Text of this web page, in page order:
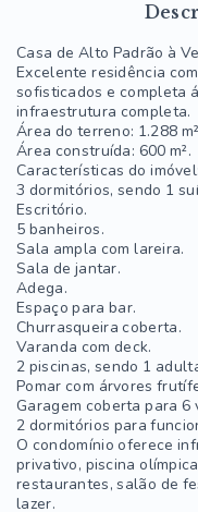
Casa de Alto Padrão à
Excelente residência
sofisticados e completa
infraestrutura completa.
Área do terreno: 1.288
Área construída: 600 m².
Características do imóvel:
3 dormitórios, sendo 1
Escritório.
5 banheiros.
Sala ampla com lareira.
Sala de jantar.
Adega.
Espaço para bar.
Churrasqueira coberta.
Varanda com deck.
2 piscinas, sendo 1
Pomar com árvores
Garagem coberta para 6
2 dormitórios para
O condomínio oferece
privativo, piscina
restaurantes, salão de
lazer.